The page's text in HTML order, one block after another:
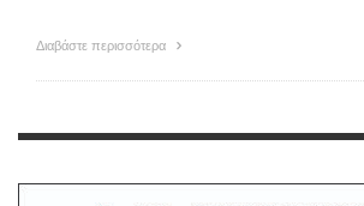
Διαβάστε περισσότερα